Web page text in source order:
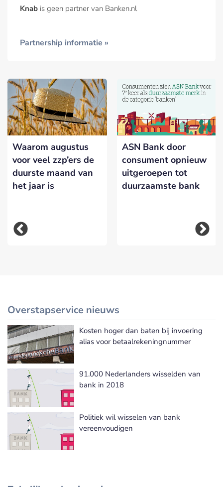
Knab is geen partner van Banken.nl
Partnership informatie »
Waarom augustus
voor veel zzp’ers de
duurste maand van
het jaar is
ASN Bank door
consument opnieuw
uitgeroepen tot
duurzaamste bank
Overstapservice nieuws
Meer Overstapservice nieuws
Kosten hoger dan baten bij invoering
alias voor betaalrekeningnummer
91.000 Nederlanders wisselden van
bank in 2018
Politiek wil wisselen van bank
vereenvoudigen